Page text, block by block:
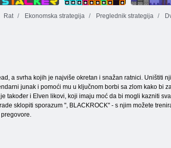
Rat Ekonomska strategija Preglednik strategija
a svrha kojih je najviše okretan i snažan ratnici. Uništiti
junak i pomoći mu u ključnom borbi sa zlom kako bi
također i Elven likovi, koji imaju moć da bi mogli kazniti
sklopiti sporazum ", BLACKROCK" - s njim možete